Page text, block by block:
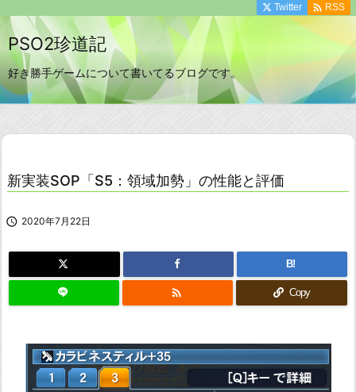
PSO2珍道記
好き勝手ゲームについて書いてるブログです。
Twitter  RSS
新実装SOP「S5：領域加勢」の性能と評価
 2020年7月22日
B!
 Copy